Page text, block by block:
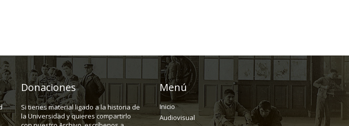
Donaciones
Si tienes material ligado a la historia de
la Universidad y quieres compartirlo
Menú
Inicio
Audiovisual